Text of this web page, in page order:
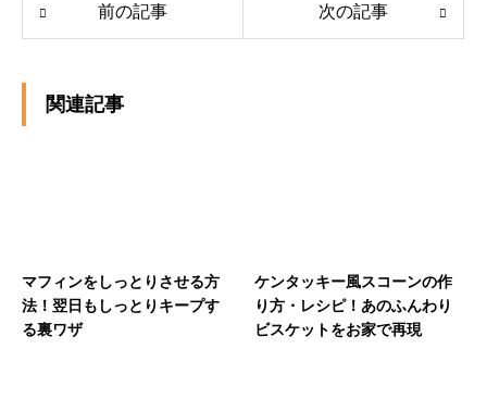
前の記事 次の記事
関連記事
マフィンをしっとりさせる方
法！翌日もしっとりキープす
る裏ワザ
ケンタッキー風スコーンの作
り方・レシピ！あのふんわり
ビスケットをお家で再現